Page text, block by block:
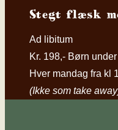
Stegt flæsk
Ad libitum
​Kr. 198,- Børn
Hver mandag fra kl
(Ikke som take